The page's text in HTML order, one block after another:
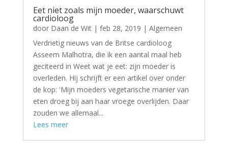
Eet niet zoals mijn moeder, waarschuwt
cardioloog
door Daan de Wit| feb 28, 2019 | Algemeen
Verdrietig nieuws van de Britse cardioloog
Asseem Malhotra, die ik een aantal maal heb
geciteerd in Weet wat je eet: zijn moeder is
overleden. Hij schrijft er een artikel over onder
de kop: 'Mijn moeders vegetarische manier van
eten droeg bij aan haar vroege overlijden. Daar
zouden we allemaal...
Lees meer